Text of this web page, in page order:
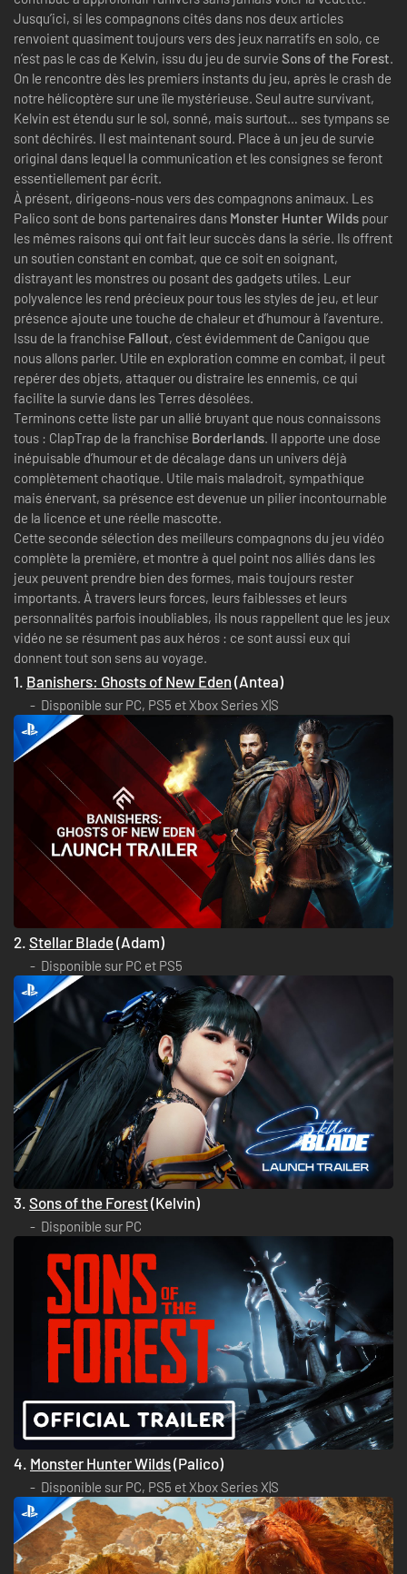
Jusqu’ici, si les compagnons cités dans nos deux articles
renvoient quasiment toujours vers des jeux narratifs en solo, ce
n’est pas le cas de Kelvin, issu du jeu de survie Sons of the Forest.
On le rencontre dès les premiers instants du jeu, après le crash de
notre hélicoptère sur une île mystérieuse. Seul autre survivant,
Kelvin est étendu sur le sol, sonné, mais surtout… ses tympans se
sont déchirés. Il est maintenant sourd. Place à un jeu de survie
original dans lequel la communication et les consignes se feront
essentiellement par écrit.
À présent, dirigeons-nous vers des compagnons animaux. Les
Palico sont de bons partenaires dans Monster Hunter Wilds pour
les mêmes raisons qui ont fait leur succès dans la série. Ils offrent
un soutien constant en combat, que ce soit en soignant,
distrayant les monstres ou posant des gadgets utiles. Leur
polyvalence les rend précieux pour tous les styles de jeu, et leur
présence ajoute une touche de chaleur et d’humour à l’aventure.
Issu de la franchise Fallout, c’est évidemment de Canigou que
nous allons parler. Utile en exploration comme en combat, il peut
repérer des objets, attaquer ou distraire les ennemis, ce qui
facilite la survie dans les Terres désolées.
Terminons cette liste par un allié bruyant que nous connaissons
tous : ClapTrap de la franchise Borderlands. Il apporte une dose
inépuisable d’humour et de décalage dans un univers déjà
complètement chaotique. Utile mais maladroit, sympathique
mais énervant, sa présence est devenue un pilier incontournable
de la licence et une réelle mascotte.
Cette seconde sélection des meilleurs compagnons du jeu vidéo
complète la première, et montre à quel point nos alliés dans les
jeux peuvent prendre bien des formes, mais toujours rester
importants. À travers leurs forces, leurs faiblesses et leurs
personnalités parfois inoubliables, ils nous rappellent que les jeux
vidéo ne se résument pas aux héros : ce sont aussi eux qui
donnent tout son sens au voyage.
1. Banishers: Ghosts of New Eden (Antea)
Disponible sur PC, PS5 et Xbox Series X|S
2. Stellar Blade(Adam)
Disponible sur PC et PS5
3. Sons of the Forest(Kelvin)
Disponible sur PC
4. Monster Hunter Wilds(Palico)
Disponible sur PC, PS5 et Xbox Series X|S